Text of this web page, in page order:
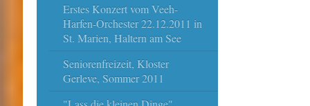
Erstes Konzert vom Veeh-
Harfen-Orchester 22.12.2011 in
St. Marien, Haltern am See
Seniorenfreizeit, Kloster
Gerleve, Sommer 2011